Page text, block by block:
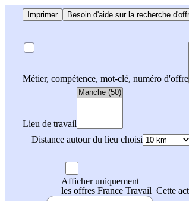
Imprimer Besoin d'aide sur la recherche
Métier, compétence, mot-clé, numéro d'offre
Lieu de travail
Distance autour du lieu choisi
Afficher uniquement
les offres France Travail Cette